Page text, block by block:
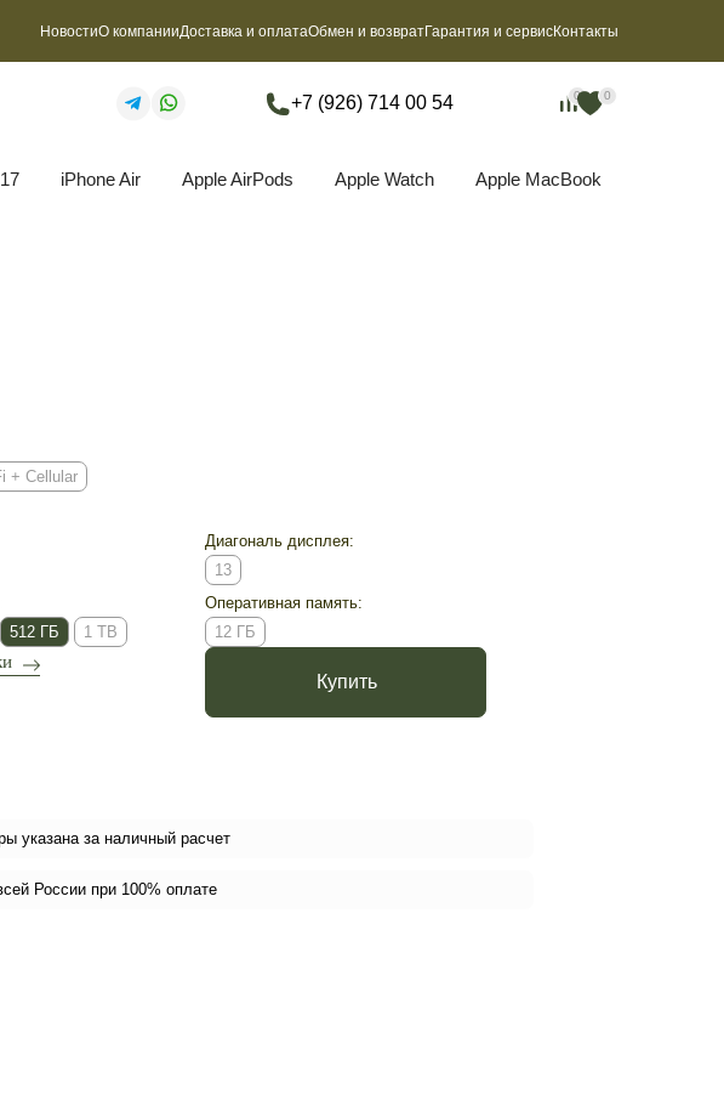
НовостиО компанииДоставка и оплатаОбмен и возвратГарантия и сервисКонтакты
+7 (926) 714 00 54 0 0
iPhone Air Apple AirPods Apple Watch Apple MacBook
0 0
+ Cellular
Диагональ дисплея:
13
512 ГБ 1 TB
Оперативная память:
12 ГБ
Купить
указана за наличный расчет
России при 100% оплате